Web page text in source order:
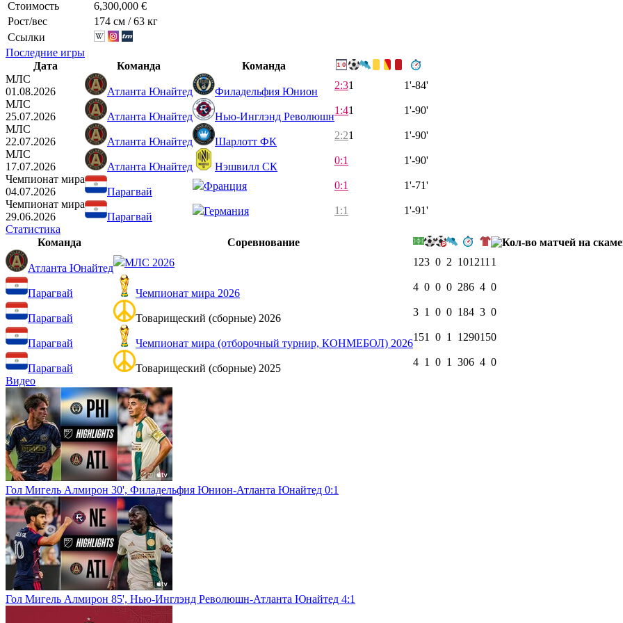
Стоимость
6,300,000 €
Рост/вес
174 см / 63 кг
Ссылки
Последние игры
Дата
Команда
Команда
МЛС
01.08.2026
Атланта Юнайтед Филадельфия Юнион
2:31
1'-84'
МЛС
25.07.2026
Атланта Юнайтед Нью-Инглэнд Революшн
1:41
1'-90'
МЛС
22.07.2026
Атланта Юнайтед Шарлотт ФК
2:21
1'-90'
МЛС
17.07.2026
Атланта Юнайтед Нэшвилл СК
0:1
1'-90'
Чемпионат мира
04.07.2026
Парагвай Франция 0:1
1'-71'
Чемпионат мира
29.06.2026
Парагвай Германия 1:1
1'-91'
Статистика
Команда
Соревнование
Атланта Юнайтед МЛС 2026 123 0 2 101211 1
Парагвай Чемпионат мира 2026
4 0 0 0 286 4 0
Парагвай Товарищеский (сборные) 2026
3 1 0 0 184 3 0
Парагвай Чемпионат мира (отборочный турнир, КОНМЕБОЛ) 2026
151 0 1 1290150
Парагвай Товарищеский (сборные) 2025
4 1 0 1 306 4 0
Видео
Гол Мигель Алмирон 30', Филадельфия Юнион-Атланта Юнайтед 0:1
Гол Мигель Алмирон 85', Нью-Инглэнд Революшн-Атланта Юнайтед 4:1